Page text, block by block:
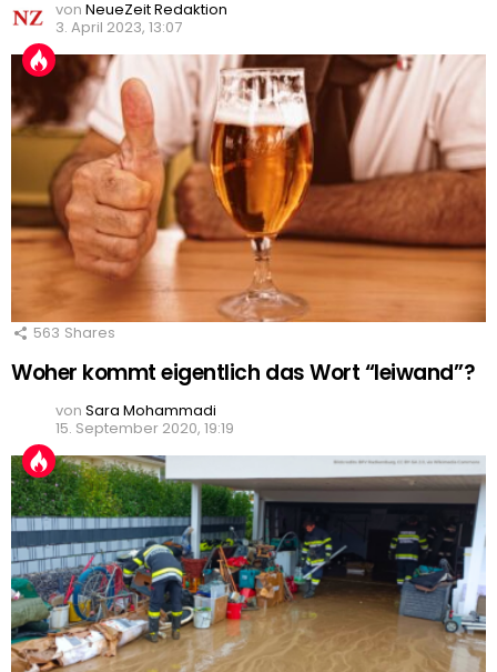
von NeueZeit Redaktion
3. April 2023, 13:07
563 Shares
Woher kommt eigentlich das Wort “leiwand”?
von Sara Mohammadi
15. September 2020, 19:19